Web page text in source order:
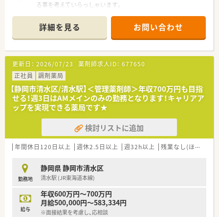
る事を考えていらっしゃいます。
迎します。
詳細を見る お問い合わせ
更新日： 2026/07/23 薬剤師求人ID： 677650
正社員
調剤薬局
【静岡市清水区/清水駅】＜管理薬剤師＞年収700万円も目指
せる！週3日はAMメインのみの勤務となります！キャリアア
ップを実現できる薬局です★
検討リストに追加
年間休日120日以上 週休2.5日以上 週32h以上 残業なし(ほぼなし含む)
勤務地
静岡県 静岡市清水区
清水駅 (JR東海道本線)
給与
年収600万円～700万円
月給500,000円～583,334円
※面接結果を考慮し、応相談